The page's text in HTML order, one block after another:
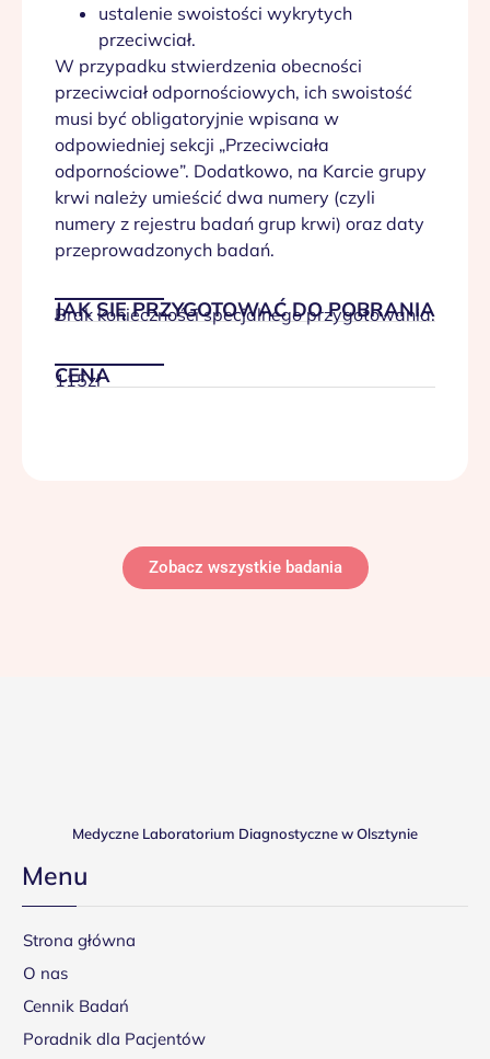
ustalenie swoistości wykrytych
przeciwciał.
W przypadku stwierdzenia obecności
przeciwciał odpornościowych, ich swoistość
musi być obligatoryjnie wpisana w
odpowiedniej sekcji „Przeciwciała
odpornościowe”. Dodatkowo, na Karcie grupy
krwi należy umieścić dwa numery (czyli
numery z rejestru badań grup krwi) oraz daty
przeprowadzonych badań.
JAK SIĘ PRZYGOTOWAĆ DO POBRANIA
Brak konieczności specjalnego przygotowania.
CENA
115zł
Zobacz wszystkie badania
Medyczne Laboratorium Diagnostyczne w Olsztynie
Menu
Strona główna
O nas
Cennik Badań
Poradnik dla Pacjentów